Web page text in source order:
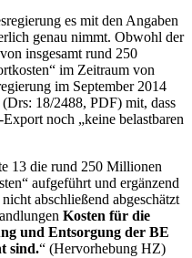
es mit den Angaben
genau nimmt. Obwohl der
insgesamt rund 250
im Zeitraum von
im September 2014
18/2488, PDF) mit, dass
noch „keine belastbaren
13 die rund 250 Millionen
aufgeführt und ergänzend
abschließend abgeschätzt
Kosten für die
und Entsorgung der BE
sind.“ (Hervorhebung HZ)